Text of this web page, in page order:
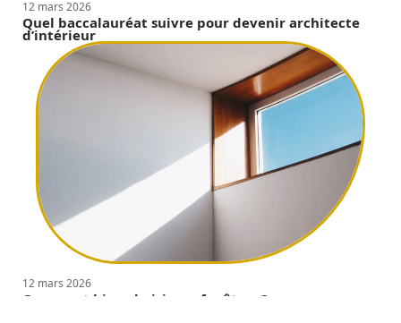
12 mars 2026
Quel baccalauréat suivre pour devenir architecte
d’intérieur
12 mars 2026
Comment bien choisir ses fenêtres ?